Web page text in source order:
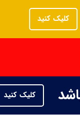
کلیک کنید
کلیک کنید